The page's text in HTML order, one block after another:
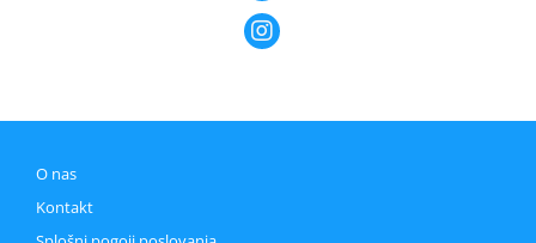
O nas
Kontakt